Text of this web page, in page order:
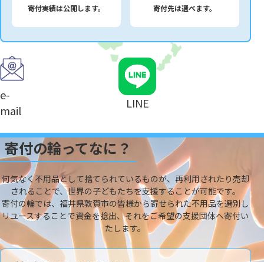
寄付実績は公開します。 寄付先は選べます。
e-
mail
LINE
寄付の輪ってなに？
何気なく不用品として捨てられているものが、再利用されたり売却
されることで、世界の子どもたちを支援することが可能です。
寄付の輪では、福井県敦賀市の皆様から寄せられた不用品を選別し
リユースすることで資金を捻出、それをご希望の支援団体へ寄付い
たします。